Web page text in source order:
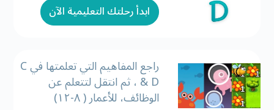
ابدأ رحلتك التعليمية الآن
راجع المفاهيم التي تعلمتها في C
& D ، ثم انتقل لتتعلم عن
الوظائف، للأعمار ( ٨-١٢)